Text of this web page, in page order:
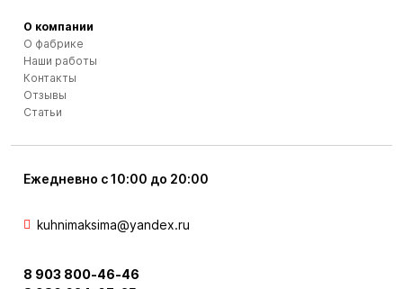
Ежедневно с 10:00 до 20:00
kuhnimaksima@yandex.ru
8 903 800-46-46
О компании
О фабрике
Наши работы
Контакты
Отзывы
Статьи